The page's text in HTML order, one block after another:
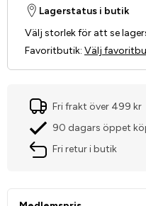
Lagerstatus i butik
Välj storlek för att se
Favoritbutik: Välj
Fri frakt över 499 kr
90 dagars öppet
Fri retur i butik